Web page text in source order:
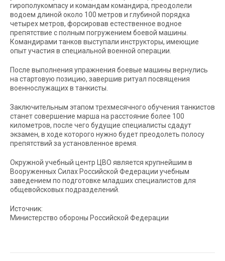
гирополукомпасу и командам командира, преодолели
водоем длиной около 100 метров и глубиной порядка
четырех метров, форсировав естественное водное
препятствие с полным погружением боевой машины.
Командирами танков выступали инструкторы, имеющие
опыт участия в специальной военной операции.
После выполнения упражнения боевые машины вернулись
на стартовую позицию, завершив ритуал посвящения
военнослужащих в танкисты.
Заключительным этапом трехмесячного обучения танкистов
станет совершение марша на расстояние более 100
километров, после чего будущие специалисты сдадут
экзамен, в ходе которого нужно будет преодолеть полосу
препятствий за установленное время.
Окружной учебный центр ЦВО является крупнейшим в
Вооруженных Силах Российской Федерации учебным
заведением по подготовке младших специалистов для
общевойсковых подразделений.
Источник:
Министерство обороны Российской Федерации